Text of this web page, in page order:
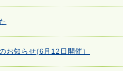
知らせ(6月12日開催）